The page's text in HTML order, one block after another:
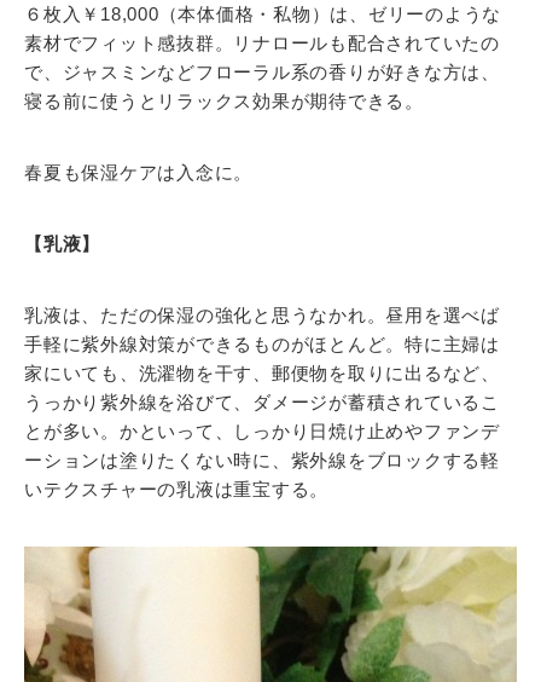
６枚入￥18,000（本体価格・私物）は、ゼリーのような
素材でフィット感抜群。リナロールも配合されていたの
で、ジャスミンなどフローラル系の香りが好きな方は、
寝る前に使うとリラックス効果が期待できる。
春夏も保湿ケアは入念に。
【乳液】
乳液は、ただの保湿の強化と思うなかれ。昼用を選べば
手軽に紫外線対策ができるものがほとんど。特に主婦は
家にいても、洗濯物を干す、郵便物を取りに出るなど、
うっかり紫外線を浴びて、ダメージが蓄積されているこ
とが多い。かといって、しっかり日焼け止めやファンデ
ーションは塗りたくない時に、紫外線をブロックする軽
いテクスチャーの乳液は重宝する。